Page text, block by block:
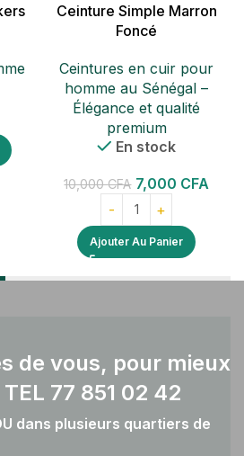
Ceinture Simple Marron
Foncé
Ceintures en cuir pour
homme au Sénégal –
Élégance et qualité
premium
En stock
10,000CFA 7,000 CFA
Ajouter Au Panier
de vous, pour mieux
77 851 02 42
dans plusieurs quartiers de